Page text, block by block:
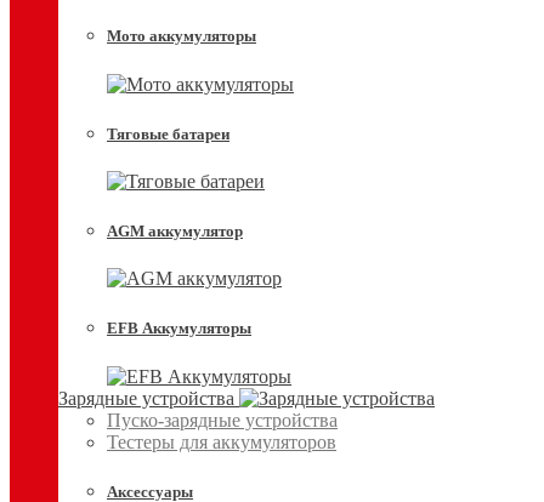
Мото аккумуляторы
Тяговые батареи
AGM аккумулятор
EFB Аккумуляторы
Зарядные устройства
Пуско-зарядные устройства
Тестеры для аккумуляторов
Аксессуары